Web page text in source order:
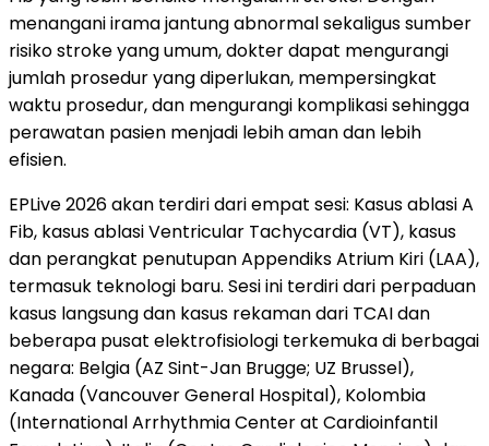
menangani irama jantung abnormal sekaligus sumber
risiko stroke yang umum, dokter dapat mengurangi
jumlah prosedur yang diperlukan, mempersingkat
waktu prosedur, dan mengurangi komplikasi sehingga
perawatan pasien menjadi lebih aman dan lebih
efisien.
EPLive 2026 akan terdiri dari empat sesi: Kasus ablasi A
Fib, kasus ablasi Ventricular Tachycardia (VT), kasus
dan perangkat penutupan Appendiks Atrium Kiri (LAA),
termasuk teknologi baru. Sesi ini terdiri dari perpaduan
kasus langsung dan kasus rekaman dari TCAI dan
beberapa pusat elektrofisiologi terkemuka di berbagai
negara: Belgia (AZ Sint-Jan Brugge; UZ Brussel),
Kanada (Vancouver General Hospital), Kolombia
(International Arrhythmia Center at Cardioinfantil